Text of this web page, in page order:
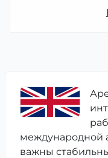
международной
важны